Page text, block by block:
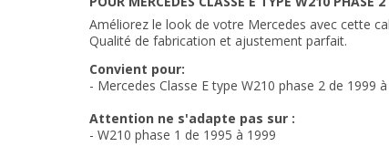
Améliorez le look de votre Mercedes avec cette
Qualité de fabrication et ajustement parfait.
Convient pour:
- Mercedes Classe E type W210 phase 2 de 1999
Attention ne s'adapte pas sur :
- W210 phase 1 de 1995 à 1999